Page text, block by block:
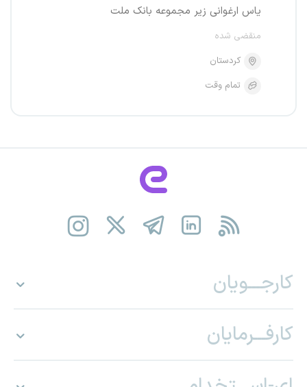
یاس ارغوانی زیر مجموعه بانک ملت
منقضی شده
کردستان
تمام وقت
کارجـــویان
کارفـــرمایان